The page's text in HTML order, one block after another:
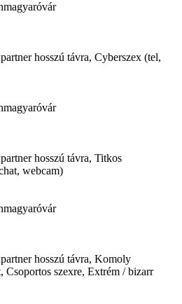
hosszú távra, Cyberszex (tel,
hosszú távra, Titkos
webcam)
hosszú távra, Komoly
Csoportos szexre, Extrém / bizarr